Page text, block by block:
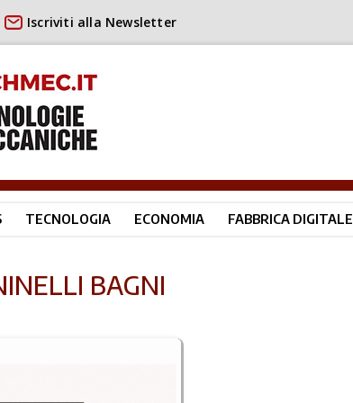
Iscriviti alla Newsletter
TECNOLOGIA ECONOMIA FABBRICA DIGITALE
BAGNI